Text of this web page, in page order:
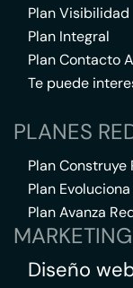
Plan Visibilidad
Plan Integral
Plan Contacto
Te puede
PLANES
Plan Construye
Plan
Plan Avanza
Diseño